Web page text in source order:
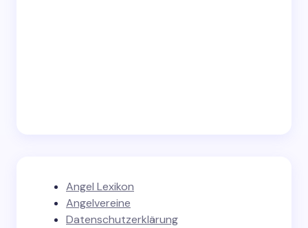
Angel Lexikon
Angelvereine
Datenschutzerklärung